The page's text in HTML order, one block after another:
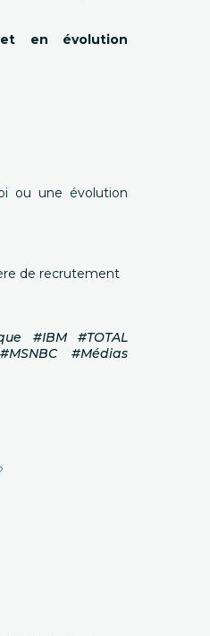
en évolution
ou une évolution
de recrutement
#IBM #TOTAL
#Médias